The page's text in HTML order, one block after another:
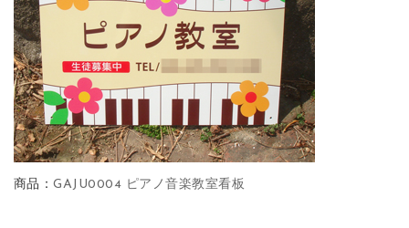
商品：GAJU0004 ピアノ音楽教室看板